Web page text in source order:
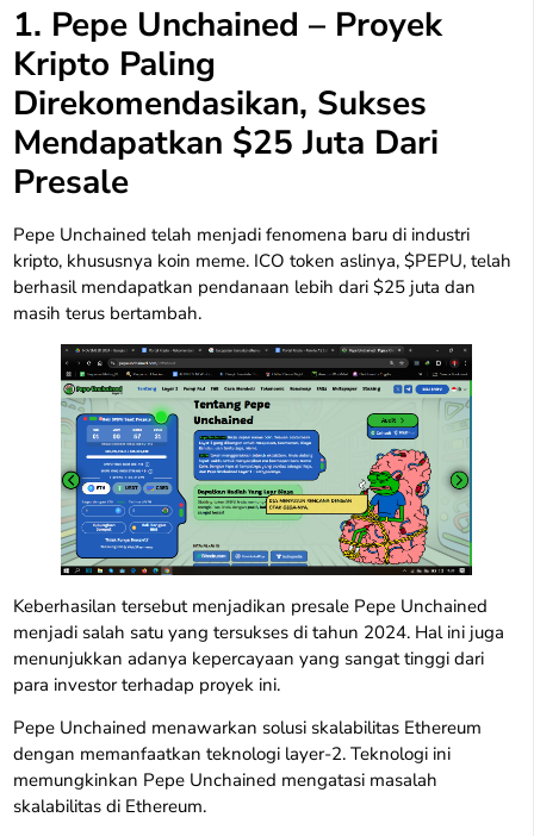
1. Pepe Unchained – Proyek
Kripto Paling
Direkomendasikan, Sukses
Mendapatkan $25 Juta Dari
Presale
Pepe Unchained telah menjadi fenomena baru di industri
kripto, khususnya koin meme. ICO token aslinya, $PEPU, telah
berhasil mendapatkan pendanaan lebih dari $25 juta dan
masih terus bertambah.
Keberhasilan tersebut menjadikan presale Pepe Unchained
menjadi salah satu yang tersukses di tahun 2024. Hal ini juga
menunjukkan adanya kepercayaan yang sangat tinggi dari
para investor terhadap proyek ini.
Pepe Unchained menawarkan solusi skalabilitas Ethereum
dengan memanfaatkan teknologi layer-2. Teknologi ini
memungkinkan Pepe Unchained mengatasi masalah
skalabilitas di Ethereum.